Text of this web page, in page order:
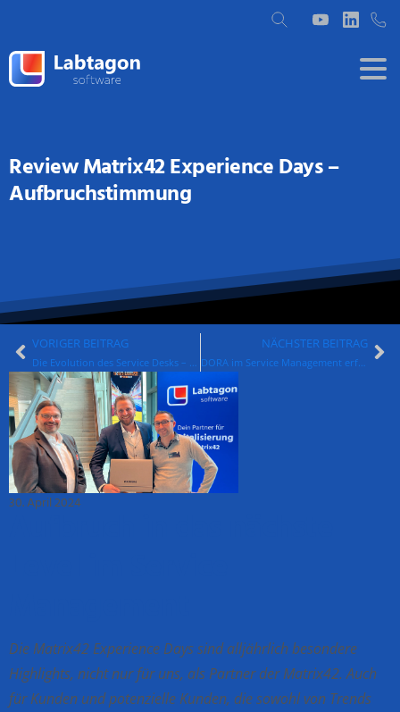
Review Matrix42 Experience Days –
Aufbruchstimmung
VORIGER BEITRAG NÄCHSTER BEITRAG
DORA im Service Management erfolgreich umsetzen
30. April 2024
Die Matrix42 Experience Days sind alljährlich besondere
Highlights, nicht nur für uns, als Partner der Matrix42. Auch
für Kunden und potenzielle Kunden, die sowohl von Trends